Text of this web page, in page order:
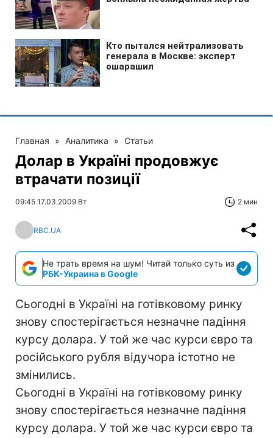
Главная » Аналитика » Статьи
Долар в Україні продовжує
втрачати позиції
09:45 17.03.2009 Вт 2 мин
RBC.UA
Не трать время на шум! Читай только суть из
РБК-Украина в Google
Сьогодні в Україні на готівковому ринку
знову спостерігається незначне падіння
курсу долара. У той же час курси євро та
російського рубля відучора істотно не
змінились.
Сьогодні в Україні на готівковому ринку
знову спостерігається незначне падіння
курсу долара. У той же час курси євро та